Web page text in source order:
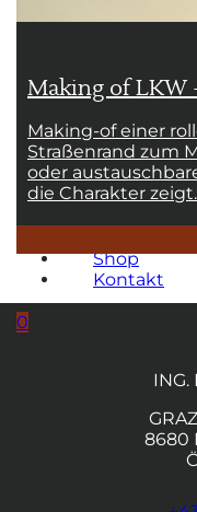
Kunst &
Workshop
Shop
Kontakt
0
Making of
Making-of einer
Straßenrand zum
oder
die Charakter
ING.
8680